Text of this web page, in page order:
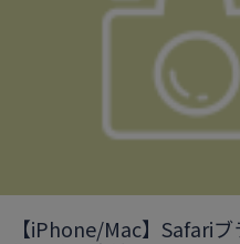
【iPhone/Mac】Safari